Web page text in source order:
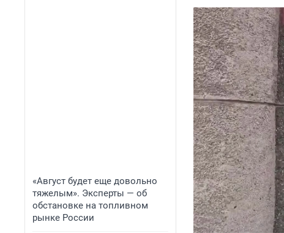
«Август будет еще довольно
тяжелым». Эксперты — об
обстановке на топливном
рынке России